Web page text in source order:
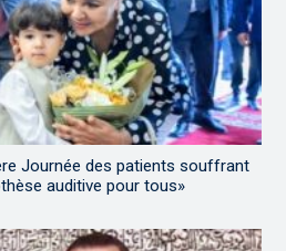
Journée des patients souffrant
auditive pour tous»